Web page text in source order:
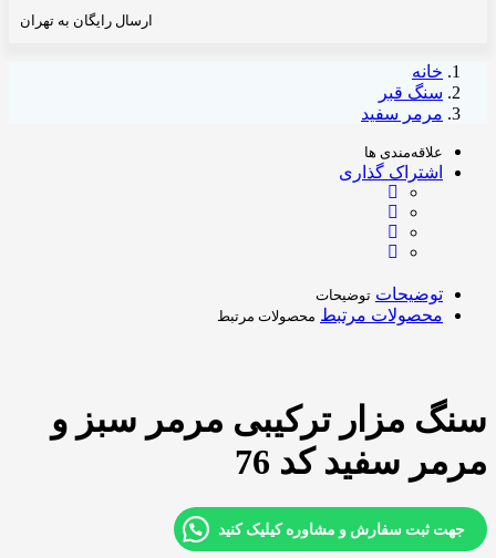
ارسال رایگان به تهران
خانه
سنگ قبر
مرمر سفید
علاقه‌مندی ها
اشتراک گذاری
توضیحات توضیحات
محصولات مرتبط محصولات مرتبط
سنگ مزار ترکیبی مرمر سبز و
مرمر سفید کد 76
جهت ثبت سفارش و مشاوره کیلیک کنید